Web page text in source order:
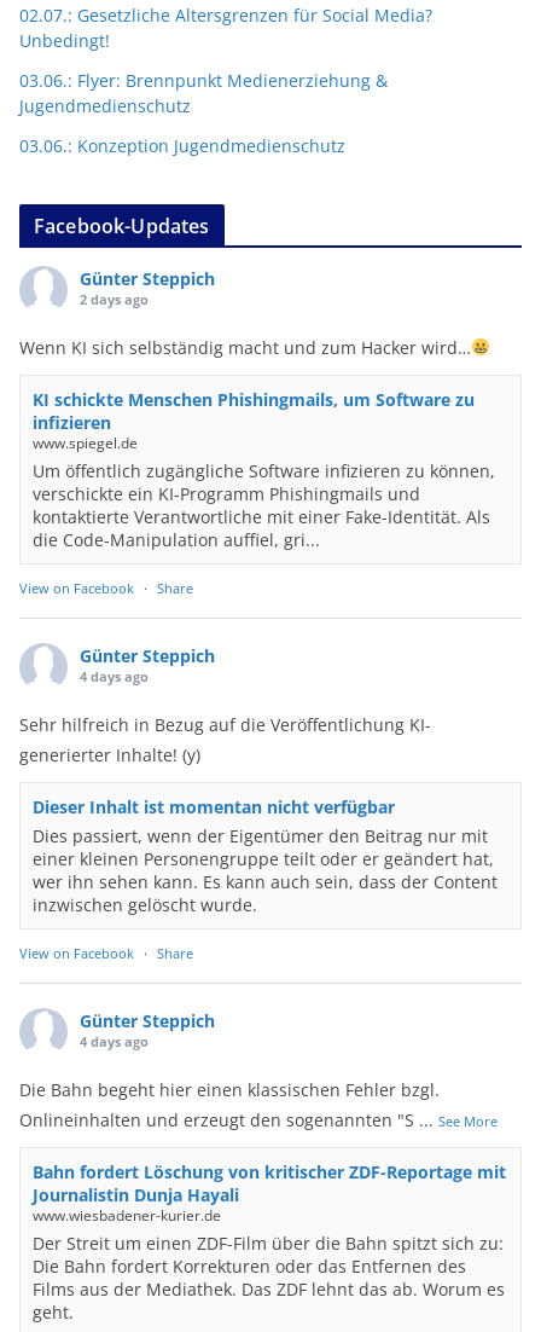
02.07.: Gesetzliche Altersgrenzen für Social Media?
Unbedingt!
03.06.: Flyer: Brennpunkt Medienerziehung &
Jugendmedienschutz
03.06.: Konzeption Jugendmedienschutz
Facebook-Updates
Günter Steppich
2 days ago
Wenn KI sich selbständig macht und zum Hacker wird…
KI schickte Menschen Phishingmails, um Software zu
infizieren
www.spiegel.de
Um öffentlich zugängliche Software infizieren zu können,
verschickte ein KI-Programm Phishingmails und
kontaktierte Verantwortliche mit einer Fake-Identität. Als
die Code-Manipulation auffiel, gri...
View on Facebook · Share
Günter Steppich
4 days ago
Sehr hilfreich in Bezug auf die Veröffentlichung KI-
generierter Inhalte! (y)
Dieser Inhalt ist momentan nicht verfügbar
Dies passiert, wenn der Eigentümer den Beitrag nur mit
einer kleinen Personengruppe teilt oder er geändert hat,
wer ihn sehen kann. Es kann auch sein, dass der Content
inzwischen gelöscht wurde.
View on Facebook · Share
Günter Steppich
4 days ago
Die Bahn begeht hier einen klassischen Fehler bzgl.
Onlineinhalten und erzeugt den sogenannten "S ... See More
Bahn fordert Löschung von kritischer ZDF-Reportage mit
Journalistin Dunja Hayali
www.wiesbadener-kurier.de
Der Streit um einen ZDF-Film über die Bahn spitzt sich zu:
Die Bahn fordert Korrekturen oder das Entfernen des
Films aus der Mediathek. Das ZDF lehnt das ab. Worum es
geht.